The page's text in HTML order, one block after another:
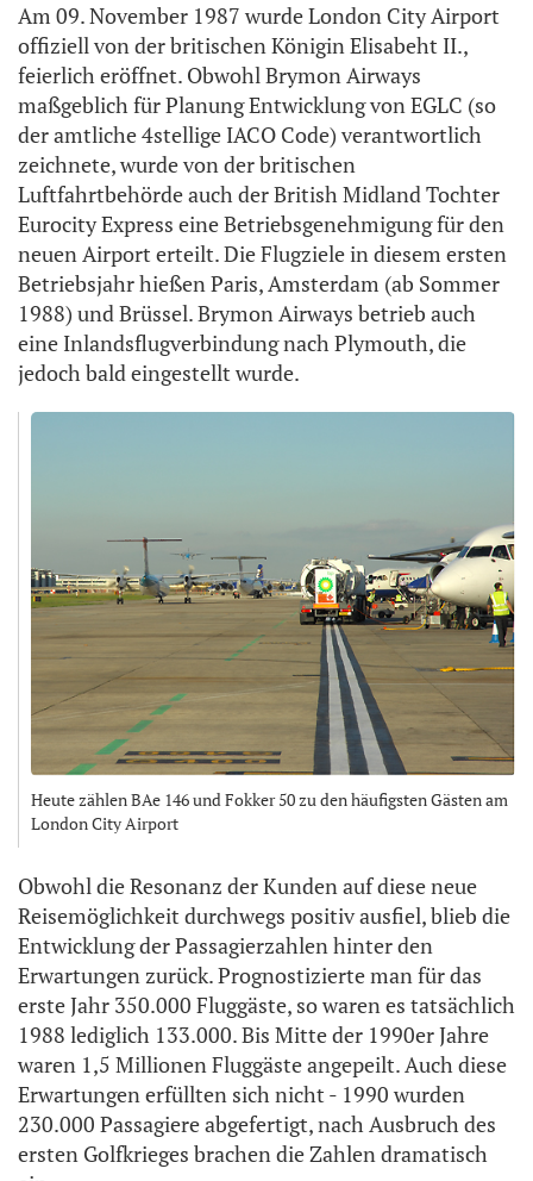
Am 09. November 1987 wurde London City Airport
offiziell von der britischen Königin Elisabeht II.,
feierlich eröffnet. Obwohl Brymon Airways
maßgeblich für Planung Entwicklung von EGLC (so
der amtliche 4stellige IACO Code) verantwortlich
zeichnete, wurde von der britischen
Luftfahrtbehörde auch der British Midland Tochter
Eurocity Express eine Betriebsgenehmigung für den
neuen Airport erteilt. Die Flugziele in diesem ersten
Betriebsjahr hießen Paris, Amsterdam (ab Sommer
1988) und Brüssel. Brymon Airways betrieb auch
eine Inlandsflugverbindung nach Plymouth, die
jedoch bald eingestellt wurde.
Heute zählen BAe 146 und Fokker 50 zu den häufigsten Gästen am
London City Airport
Obwohl die Resonanz der Kunden auf diese neue
Reisemöglichkeit durchwegs positiv ausfiel, blieb die
Entwicklung der Passagierzahlen hinter den
Erwartungen zurück. Prognostizierte man für das
erste Jahr 350.000 Fluggäste, so waren es tatsächlich
1988 lediglich 133.000. Bis Mitte der 1990er Jahre
waren 1,5 Millionen Fluggäste angepeilt. Auch diese
Erwartungen erfüllten sich nicht - 1990 wurden
230.000 Passagiere abgefertigt, nach Ausbruch des
ersten Golfkrieges brachen die Zahlen dramatisch